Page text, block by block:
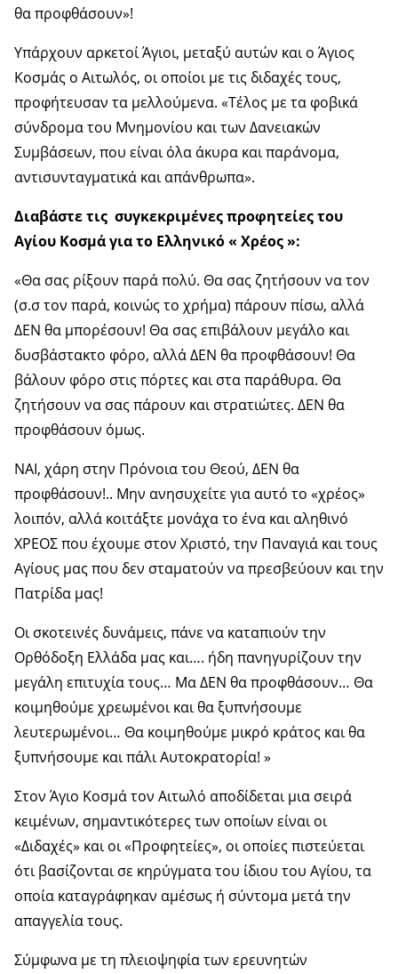
θα προφθάσουν»!
Υπάρχουν αρκετοί Άγιοι, μεταξύ αυτών και ο Άγιος
Κοσμάς ο Αιτωλός, οι οποίοι με τις διδαχές τους,
προφήτευσαν τα μελλούμενα. «Τέλος με τα φοβικά
σύνδρομα του Μνημονίου και των Δανειακών
Συμβάσεων, που είναι όλα άκυρα και παράνομα,
αντισυνταγματικά και απάνθρωπα».
Διαβάστε τις συγκεκριμένες προφητείες του
Αγίου Κοσμά για το Ελληνικό « Χρέος »:
«Θα σας ρίξουν παρά πολύ. Θα σας ζητήσουν να τον
(σ.σ τον παρά, κοινώς το χρήμα) πάρουν πίσω, αλλά
ΔΕΝ θα μπορέσουν! Θα σας επιβάλουν μεγάλο και
δυσβάστακτο φόρο, αλλά ΔΕΝ θα προφθάσουν! Θα
βάλουν φόρο στις πόρτες και στα παράθυρα. Θα
ζητήσουν να σας πάρουν και στρατιώτες. ΔΕΝ θα
προφθάσουν όμως.
ΝΑΙ, χάρη στην Πρόνοια του Θεού, ΔΕΝ θα
προφθάσουν!.. Μην ανησυχείτε για αυτό το «χρέος»
λοιπόν, αλλά κοιτάξτε μονάχα το ένα και αληθινό
ΧΡΕΟΣ που έχουμε στον Χριστό, την Παναγιά και τους
Αγίους μας που δεν σταματούν να πρεσβεύουν και την
Πατρίδα μας!
Οι σκοτεινές δυνάμεις, πάνε να καταπιούν την
Ορθόδοξη Ελλάδα μας και…. ήδη πανηγυρίζουν την
μεγάλη επιτυχία τους… Μα ΔΕΝ θα προφθάσουν… Θα
κοιμηθούμε χρεωμένοι και θα ξυπνήσουμε
λευτερωμένοι… Θα κοιμηθούμε μικρό κράτος και θα
ξυπνήσουμε και πάλι Αυτοκρατορία! »
Στον Άγιο Κοσμά τον Αιτωλό αποδίδεται μια σειρά
κειμένων, σημαντικότερες των οποίων είναι οι
«Διδαχές» και οι «Προφητείες», οι οποίες πιστεύεται
ότι βασίζονται σε κηρύγματα του ίδιου του Αγίου, τα
οποία καταγράφηκαν αμέσως ή σύντομα μετά την
απαγγελία τους.
Σύμφωνα με τη πλειοψηφία των ερευνητών